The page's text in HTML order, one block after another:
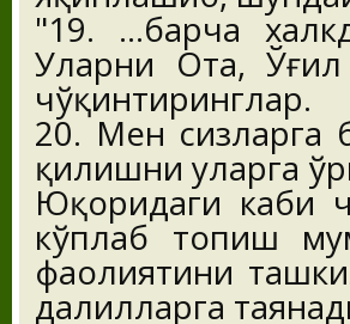
"19. ...барча
Уларни Ота,
чўқинтиринглар.
20. Мен сизларга
қилишни уларга
Юқоридаги каби
кўплаб топиш
фаолиятини
далилларга